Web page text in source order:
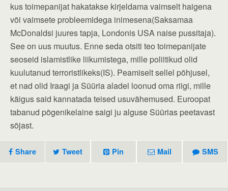
kus toimepanijat hakatakse kirjeldama vaimselt haigena
või vaimsete probleemidega inimesena(Saksamaa
McDonaldsi juures tapja, Londonis USA naise pussitaja).
See on uus muutus. Enne seda otsiti teo toimepanijate
seoseid islamistlike liikumistega, mille poliitikud olid
kuulutanud terroristlikeks(IS). Peamiselt sellel põhjusel,
et nad olid Iraagi ja Süüria aladel loonud oma riigi, mille
käigus said kannatada teised usuvähemused. Euroopat
tabanud põgenikelaine saigi ju alguse Süürias peetavast
sõjast.
Share Tweet Pin Mail SMS